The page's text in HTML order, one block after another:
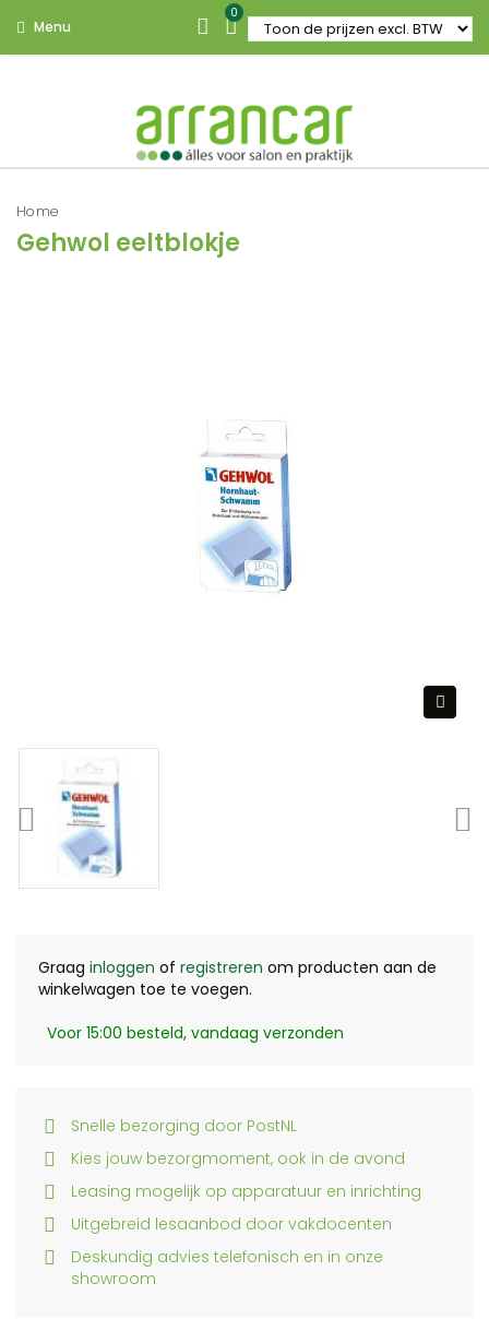
Menu
0
Home
Gehwol eeltblokje
Graag inloggen of registreren om producten aan de
winkelwagen toe te voegen.
Voor 15:00 besteld, vandaag verzonden
Snelle bezorging door PostNL
Kies jouw bezorgmoment, ook in de avond
Leasing mogelijk op apparatuur en inrichting
Uitgebreid lesaanbod door vakdocenten
Deskundig advies telefonisch en in onze
showroom